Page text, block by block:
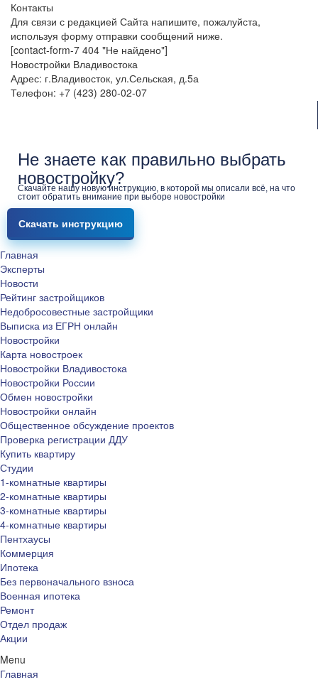
Контакты
Для связи с редакцией Сайта напишите, пожалуйста,
используя форму отправки сообщений ниже.
[contact-form-7 404 "Не найдено"]
Новостройки Владивостока
Адрес: г.Владивосток, ул.Сельская, д.5а
Телефон: +7 (423) 280-02-07
Не знаете как правильно выбрать
новостройку?
Скачайте нашу новую инструкцию, в которой мы описали всё, на что
стоит обратить внимание при выборе новостройки
Скачать инструкцию
Главная
Эксперты
Новости
Рейтинг застройщиков
Недобросовестные застройщики
Выписка из ЕГРН онлайн
Новостройки
Карта новостроек
Новостройки Владивостока
Новостройки России
Обмен новостройки
Новостройки онлайн
Общественное обсуждение проектов
Проверка регистрации ДДУ
Купить квартиру
Студии
1-комнатные квартиры
2-комнатные квартиры
3-комнатные квартиры
4-комнатные квартиры
Пентхаусы
Коммерция
Ипотека
Без первоначального взноса
Военная ипотека
Ремонт
Отдел продаж
Акции
Menu
Главная